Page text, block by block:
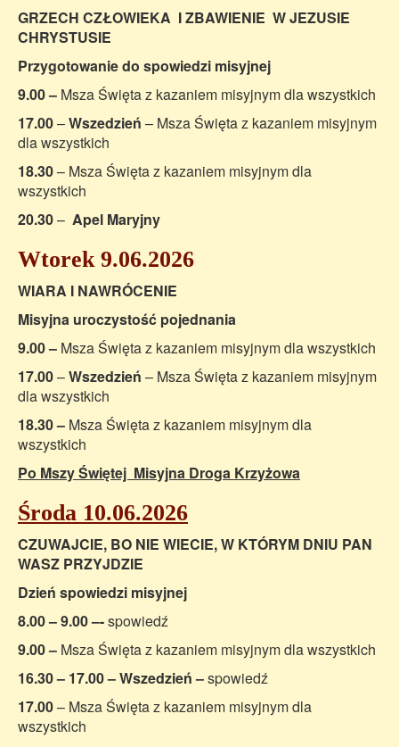
GRZECH CZŁOWIEKA I ZBAWIENIE W JEZUSIE
CHRYSTUSIE
Przygotowanie do spowiedzi misyjnej
9.00 – Msza Święta z kazaniem misyjnym dla wszystkich
17.00–Wszedzień – Msza Święta z kazaniem misyjnym
dla wszystkich
18.30– Msza Święta z kazaniem misyjnym dla
wszystkich
20.30– Apel Maryjny
Wtorek 9.06.2026
WIARA I NAWRÓCENIE
Misyjna uroczystość pojednania
9.00 – Msza Święta z kazaniem misyjnym dla wszystkich
17.00–Wszedzień – Msza Święta z kazaniem misyjnym
dla wszystkich
18.30 – Msza Święta z kazaniem misyjnym dla
wszystkich
Po Mszy Świętej Misyjna Droga Krzyżowa
Środa 10.06.2026
CZUWAJCIE, BO NIE WIECIE, W KTÓRYM DNIU PAN
WASZ PRZYJDZIE
Dzień spowiedzi misyjnej
8.00 – 9.00 –-spowiedź
9.00 – Msza Święta z kazaniem misyjnym dla wszystkich
16.30 – 17.00 – Wszedzień –spowiedź
17.00– Msza Święta z kazaniem misyjnym dla
wszystkich